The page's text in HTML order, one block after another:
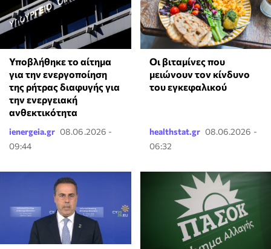
Υποβλήθηκε το αίτημα
για την ενεργοποίηση
της ρήτρας διαφυγής για
την ενεργειακή
ανθεκτικότητα
ienergeia.gr 08.06.2026 -
09:44
Οι βιταμίνες που
μειώνουν τον κίνδυνο
του εγκεφαλικού
healthstat.gr 08.06.2026 -
06:32